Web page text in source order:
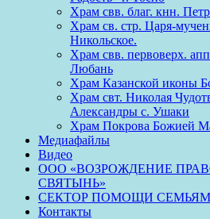
Храм свв. благ. кнн.
Храм св. стр. Царя-
Никольское.
Храм свв. первоверх.
Любань
Храм Казанской иконы
Храм свт. Николая
Александры с. Ушаки
Храм Покрова Божией
Медиафайлы
Видео
ООО «ВОЗРОЖДЕНИЕ
СВЯТЫНЬ»
СЕКТОР ПОМОЩИ
Контакты